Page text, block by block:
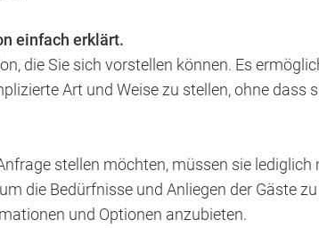
einfach erklärt.
die Sie sich vorstellen können. Es
Art und Weise zu stellen, ohne dass
stellen möchten, müssen sie lediglich
die Bedürfnisse und Anliegen der Gäste zu
und Optionen anzubieten.